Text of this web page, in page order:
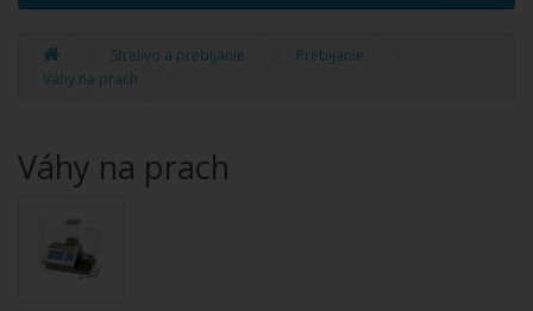
Strelivo a prebíjanie
Prebíjanie
Váhy na prach
Váhy na prach